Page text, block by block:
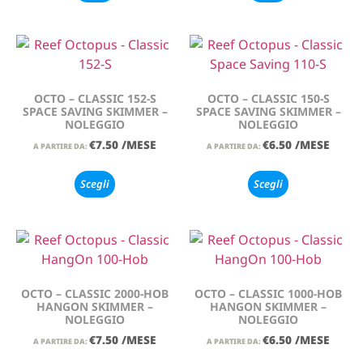
OCTO – CLASSIC 152-S
SPACE SAVING SKIMMER –
NOLEGGIO
A PARTIRE DA: €7.50 /MESE
Scegli
OCTO – CLASSIC 150-S
SPACE SAVING SKIMMER –
NOLEGGIO
A PARTIRE DA: €6.50 /MESE
Scegli
OCTO – CLASSIC 2000-HOB
HANGON SKIMMER –
NOLEGGIO
A PARTIRE DA: €7.50 /MESE
OCTO – CLASSIC 1000-HOB
HANGON SKIMMER –
NOLEGGIO
A PARTIRE DA: €6.50 /MESE